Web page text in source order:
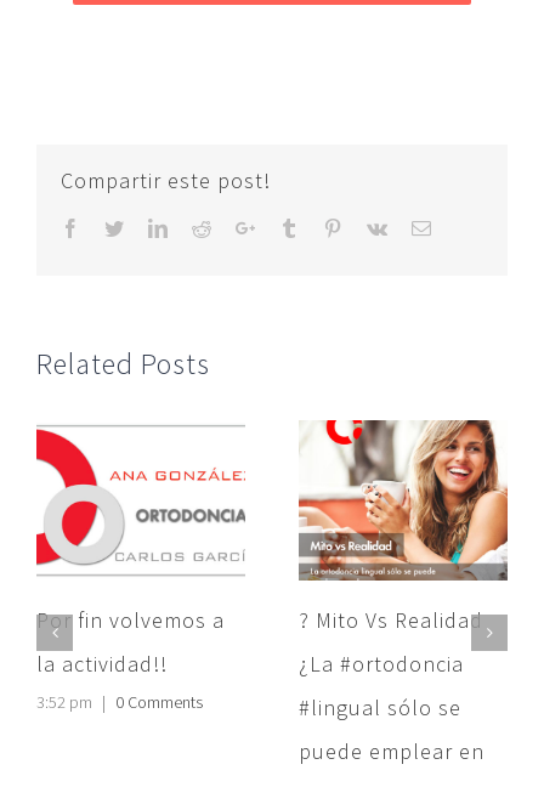
Compartir este post!
Facebook
TwitterLinkedIn
RedditGoogle+Tumblr Pinterest
Vk Email
Related Posts
Por fin volvemos a
la actividad!!
3:52 pm | 0 Comments
? Mito Vs Realidad
¿La #ortodoncia
#lingual sólo se
puede emplear en